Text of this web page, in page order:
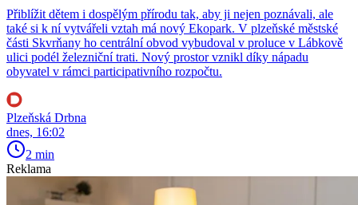
Přiblížit dětem i dospělým přírodu tak, aby ji nejen poznávali, ale
také si k ní vytvářeli vztah má nový Ekopark. V plzeňské městské
části Skvrňany ho centrální obvod vybudoval v proluce v Lábkově
ulici podél železniční trati. Nový prostor vznikl díky nápadu
obyvatel v rámci participativního rozpočtu.
Plzeňská Drbna
dnes, 16:02
2 min
Reklama